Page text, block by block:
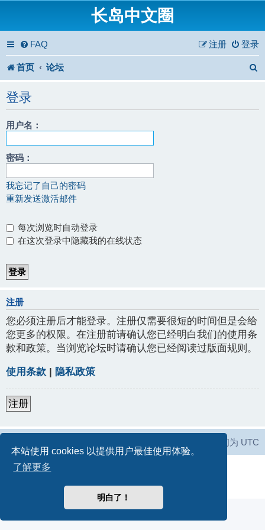
本站使用 cookies 以提供用户最佳使用体验。
了解更多
明白了！
长岛中文圈
FAQ 登录
注册
首页 论坛
登录
用户名：
密码：
我忘记了自己的密码
重新发送激活邮件
每次浏览时自动登录
在这次登录中隐藏我的在线状态
注册
您必须注册后才能登录。注册仅需要很短的时间但是会给
您更多的权限。在注册前请确认您已经明白我们的使用条
款和政策。当浏览论坛时请确认您已经阅读过版面规则。
使用条款 | 隐私政策
注册
所有显示的时间为 UTC
隐私|条款